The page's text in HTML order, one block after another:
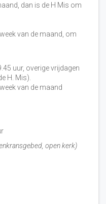
dan is de H Mis om
van de maand, om
uur, overige vrijdagen
H. Mis).
van de maand
open kerk)